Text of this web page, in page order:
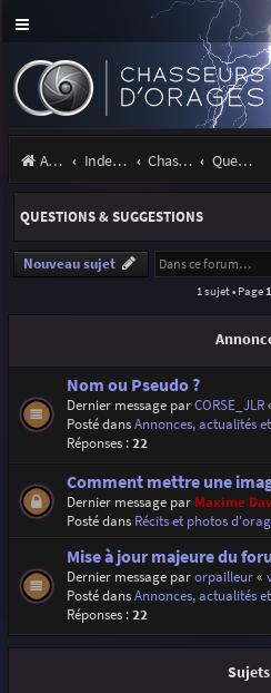
Accueil Index du forum Chasseurs d'Orages Questions & suggestions
QUESTIONS & SUGGESTIONS
Nouveau sujet
1 sujet • Page 1
Nom ou Pseudo ?
Dernier message parCORSE_JLR
Posté dansAnnonces, actualités
Réponses :22
Comment mettre une
Dernier message par Maxime
Posté dans Récits et photos
Mise à jour majeure du
Dernier message parorpailleur«
Posté dansAnnonces, actualités
Réponses :22
Sujets